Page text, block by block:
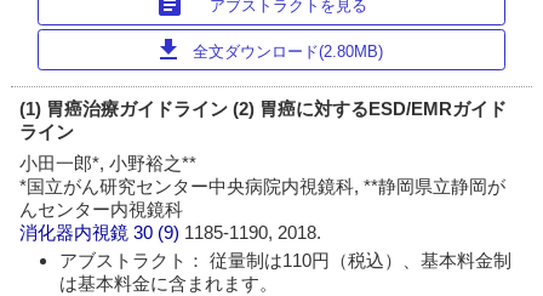
アブストラクトを見る
download 全文ダウンロード(2.80MB)
(1) 胃癌治療ガイドライン (2) 胃癌に対するESD/EMRガイド
ライン
小田一郎*, 小野裕之**
*国立がん研究センター中央病院内視鏡科, **静岡県立静岡が
んセンター内視鏡科
消化器内視鏡 30 (9) 1185-1190, 2018.
アブストラクト： 従量制は110円（税込）、基本料金制
は基本料金に含まれます。